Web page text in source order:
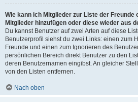
Wie kann ich Mitglieder zur Liste der
Mitglieder hinzufügen oder diese wieder aus
Du kannst Benutzer auf zwei Arten auf diese
Benutzerprofil siehst du zwei Links: einen zum
Freunde und einen zum Ignorieren des
persönlichen Bereich direkt Benutzer zu den
deren Benutzernamen eingibst. An gleicher
von den Listen entfernen.
Nach oben